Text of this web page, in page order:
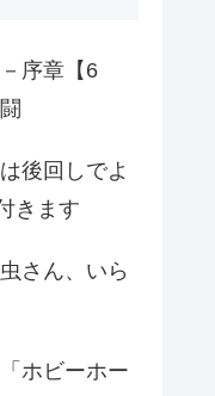
序章【6
後回しでよ
きます
さん、いら
ホビーホー